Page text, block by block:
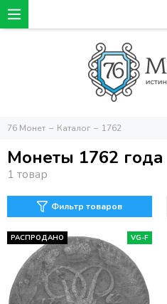
76 Монет Каталог 1762
Монеты 1762 года
Фильтр товаров
РАСПРОДАНО VG-F